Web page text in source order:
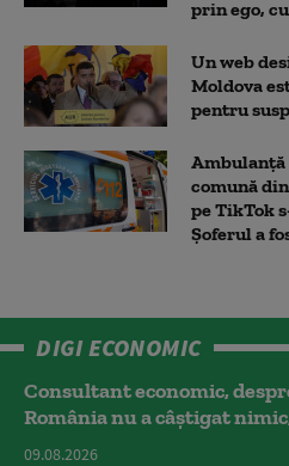
prin ego,
Un web
Moldova
pentru
Ambulanţă
comună
pe TikTok
Șoferul a
DIGI ECONOMIC
Consultant economic,
România nu a câştigat
09.08.2026